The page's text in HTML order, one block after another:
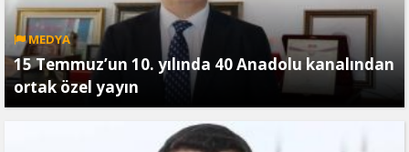
MEDYA
15 Temmuz’un 10. yılında 40 Anadolu kanalından
ortak özel yayın